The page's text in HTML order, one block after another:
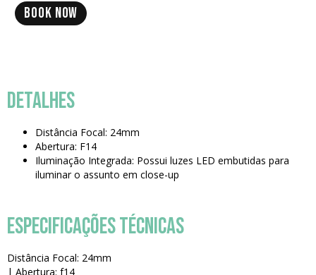
BOOK NOW
DETALHES
Distância Focal: 24mm
Abertura: F14
Iluminação Integrada: Possui luzes LED embutidas para
iluminar o assunto em close-up
ESPECIFICAÇÕES TÉCNICAS
Distância Focal: 24mm
| Abertura: f14